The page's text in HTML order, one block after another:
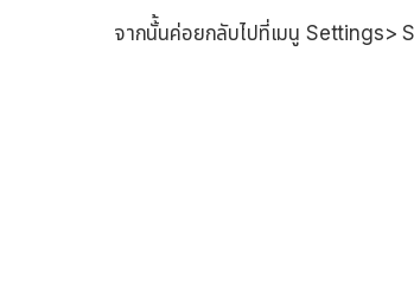
จากนั้้นค่อยกลับไปที่เมนู Settings>